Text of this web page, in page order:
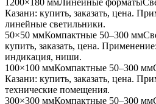
Казани: купить, заказать, цена.
линейные светильники.
50×50 ммКомпактные 50–300 мм
купить, заказать, цена. Применение:
индикация, ниши.
100×100 ммКомпактные 50–300 мм
Казани: купить, заказать, цена.
технические помещения.
300×300 ммКомпактные 50–300 мм